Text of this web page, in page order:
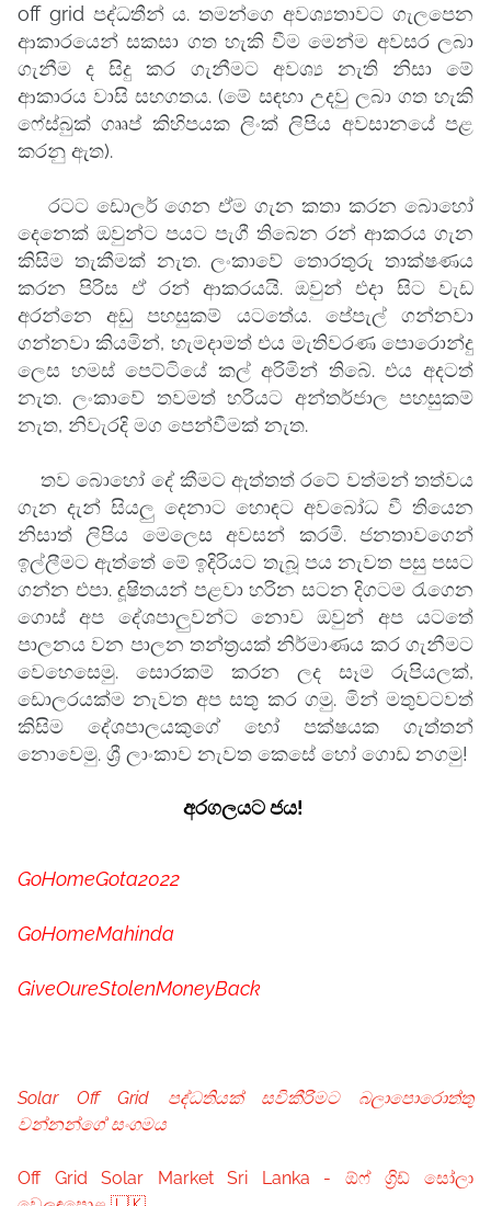
off grid පද්ධතීන් ය. තමන්ගෙ අවශ්‍යතාවට ගැලපෙන
ආකාරයෙන් සකසා ගත හැකි වීම මෙන්ම අවසර ලබා
ගැනීම ද සිදු කර ගැනීමට අවශ්‍ය නැති නිසා මේ
ආකාරය වාසි සහගතය. (මේ සඳහා උදවු ලබා ගත හැකි
ෆේස්බුක් ගෲප් කිහිපයක ලිංක් ලිපිය අවසානයේ පළ
කරනු ඇත).
රටට ඩොලර් ගෙන ඒම ගැන කතා කරන බොහෝ
දෙනෙක් ඔවුන්ට පයට පැගී තිබෙන රන් ආකරය ගැන
කිසිම තැකීමක් නැත. ලංකාවේ තොරතුරු තාක්ෂණය
කරන පිරිස ඒ රන් ආකරයයි. ඔවුන් එදා සිට වැඩ
අරන්නෙ අඩු පහසුකම් යටතේය. පේපැල් ගන්නවා
ගන්නවා කියමින්, හැමදාමත් එය මැතිවරණ පොරොන්දු
ලෙස හමස් පෙට්ටියේ කල් අරිමින් තිබේ. එය අදටත්
නැත. ලංකාවේ තවමත් හරියට අන්තර්ජාල පහසුකම්
නැත, නිවැරදි මග පෙන්වීමක් නැත.
තව බොහෝ දේ කීමට ඇත්තත් රටේ වත්මන් තත්වය
ගැන දැන් සියලු දෙනාට හොඳට අවබෝධ වී තියෙන
නිසාත් ලිපිය මෙලෙස අවසන් කරමි. ජනතාවගෙන්
ඉල්ලීමට ඇත්තේ මේ ඉදිරියට තැබූ පය නැවත පසු පසට
ගන්න එපා. දූෂිතයන් පළවා හරින සටන දිගටම රැගෙන
ගොස් අප දේශපාලුවන්ට නොව ඔවුන් අප යටතේ
පාලනය වන පාලන තන්ත්‍රයක් නිර්මාණය කර ගැනීමට
වෙහෙසෙමු. සොරකම් කරන ලද සෑම රුපියලක්,
ඩොලරයක්ම නැවත අප සතු කර ගමු. මින් මතුවටවත්
කිසිම දේශපාලයකුගේ හෝ පක්ෂයක ගැත්තන්
නොවෙමු. ශ්‍රී ලාංකාව නැවත කෙසේ හෝ ගොඩ නගමු!
අරගලයට ජය!
GoHomeGota2022
GoHomeMahinda
GiveOureStolenMoneyBack
Solar Off Grid පද්ධතියක් සවිකීරිමට බලාපොරොත්තු
වන්නන්ගේ සංගමය
Off Grid Solar Market Sri Lanka - ඕෆ් ග්‍රිඩ් සෝලා